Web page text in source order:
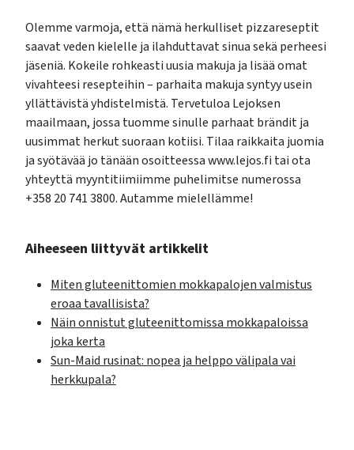
Olemme varmoja, että nämä herkulliset pizzareseptit
saavat veden kielelle ja ilahduttavat sinua sekä perheesi
jäseniä. Kokeile rohkeasti uusia makuja ja lisää omat
vivahteesi resepteihin – parhaita makuja syntyy usein
yllättävistä yhdistelmistä. Tervetuloa Lejoksen
maailmaan, jossa tuomme sinulle parhaat brändit ja
uusimmat herkut suoraan kotiisi. Tilaa raikkaita juomia
ja syötävää jo tänään osoitteessa www.lejos.fi tai ota
yhteyttä myyntitiimiimme puhelimitse numerossa
+358 20 741 3800. Autamme mielellämme!
Aiheeseen liittyvät artikkelit
Miten gluteenittomien mokkapalojen valmistus
eroaa tavallisista?
Näin onnistut gluteenittomissa mokkapaloissa
joka kerta
Sun-Maid rusinat: nopea ja helppo välipala vai
herkkupala?